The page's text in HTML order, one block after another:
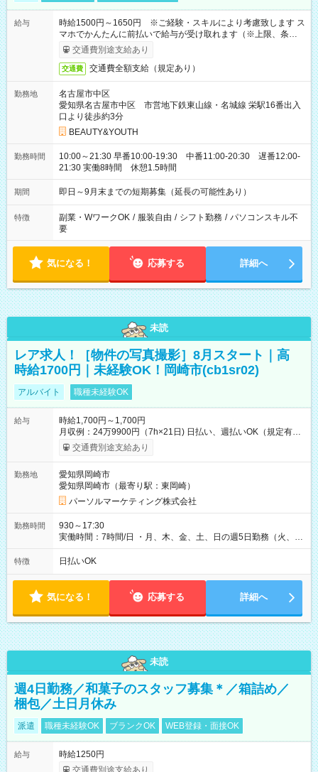
給与
時給1500円～1650円 ※ご経験・スキルにより考慮致します ス
マホでかんたんに前払いで給与が受け取れます（※上限、条件
あり）交通費別途支給あり
交通費 交通費全額支給（規定あり）
勤務地
名古屋市中区
愛知県名古屋市中区 市営地下鉄東山線・名城線 栄駅16番出入
口より徒歩約3分
BEAUTY&YOUTH
勤務時間
10:00～21:30 早番10:00-19:30 中番11:00-20:30 遅番12:00-
21:30 実働8時間 休憩1.5時間
期間 即日～9月末までの短期募集（延長の可能性あり）
特徴 副業・WワークOK / 服装自由 / シフト勤務 / パソコンスキル不
要
気になる！ 応募する 詳細へ
未読
レア求人！［物件の写真撮影］8月スタート｜高
時給1700円｜未経験OK！岡崎市(cb1sr02)
アルバイト 職種未経験OK
給与
時給1,700円～1,700円
月収例：24万9900円（7h×21日) 日払い、週払いOK（規定有
り） 【試用期間】試用期間なし
交通費別途支給あり
勤務地
愛知県岡崎市
愛知県岡崎市（最寄り駅：東岡崎）
パーソルマーケティング株式会社
勤務時間
930～17:30
実働時間：7時間/日 ・月、木、金、土、日の週5日勤務（火、水
は固定休です／夏季、年末年始等、長期休暇有り！） ・ワンシ
フト！ 残業ほぼナシ（0～5h/月）
特徴 日払いOK
気になる！ 応募する 詳細へ
未読
週4日勤務／和菓子のスタッフ募集＊／箱詰め／
梱包／土日月休み
派遣 職種未経験OK ブランクOK WEB登録・面接OK
給与
時給1250円
交通費別途支給あり